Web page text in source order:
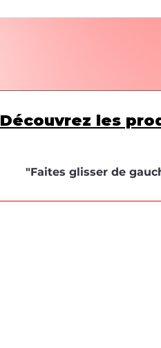
Découvrez les
"Faites glisser de